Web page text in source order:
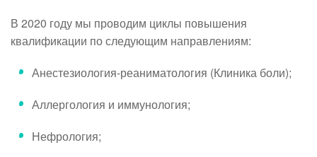
В 2020 году мы проводим циклы повышения
квалификации по следующим направлениям:
Анестезиология-реаниматология (Клиника боли);
Аллергология и иммунология;
Нефрология;